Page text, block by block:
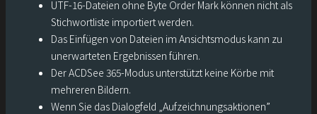
UTF-16-Dateien ohne Byte Order Mark können nicht als
Stichwortliste importiert werden.
Das Einfügen von Dateien im Ansichtsmodus kann zu
unerwarteten Ergebnissen führen.
Der ACDSee 365-Modus unterstützt keine Körbe mit
mehreren Bildern.
Wenn Sie das Dialogfeld „Aufzeichnungsaktionen”